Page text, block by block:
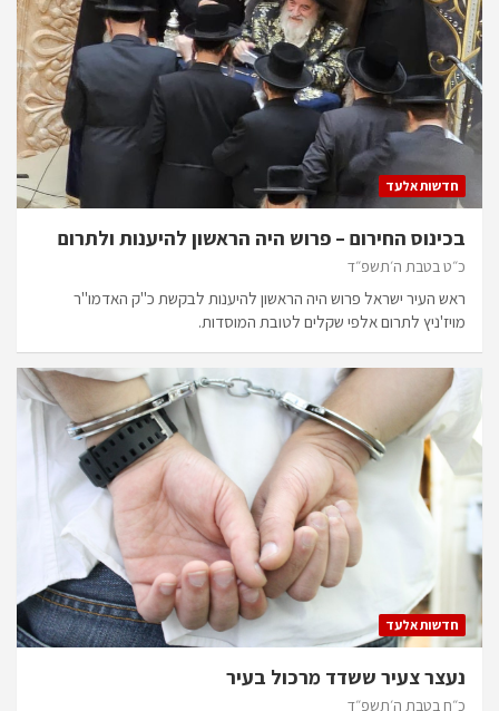
חדשות אלעד
בכינוס החירום – פרוש היה הראשון להיענות ולתרום
כ״ט בטבת ה׳תשפ״ד
ראש העיר ישראל פרוש היה הראשון להיענות לבקשת כ"ק האדמו"ר
מויז'ניץ לתרום אלפי שקלים לטובת המוסדות.
חדשות אלעד
נעצר צעיר ששדד מרכול בעיר
כ״ח בטבת ה׳תשפ״ד